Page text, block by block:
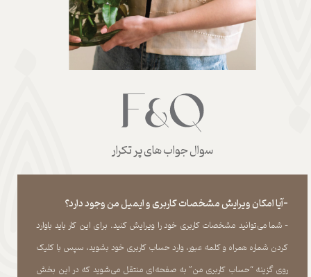
سوال جواب های پر تکرار
-آیا امکان ویرایش مشخصات کاربری و ایمیل من وجود دارد؟
- شما می‏‌توانید مشخصات کاربری خود را ویرایش کنید. برای این کار باید باوارد
کردن شماره همراه و کلمه عبور، وارد حساب کاربری خود بشوید، سپس با کلیک
روی گزینه “حساب کاربری من” به صفحه‏‌ای منتقل می‏‌شوید که در این بخش